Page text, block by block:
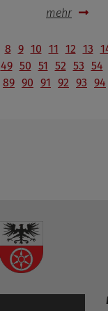
mehr
8 9 10 11 12 13
49 50 51 52 53 54
89 90 91 92 93 94